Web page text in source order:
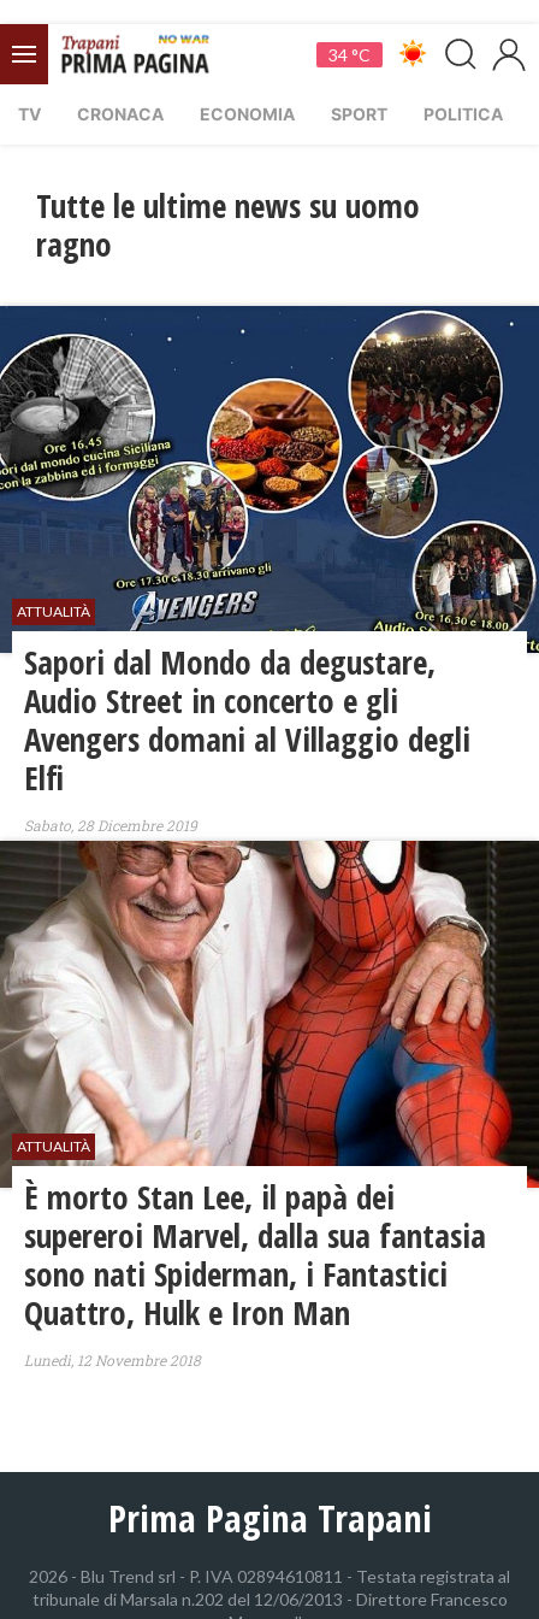
34 °C
TV CRONACA ECONOMIA SPORT POLITICA
Tutte le ultime news su uomo
ragno
ATTUALITÀ
Sapori dal Mondo da degustare,
Audio Street in concerto e gli
Avengers domani al Villaggio degli
Elfi
Sabato, 28 Dicembre 2019
ATTUALITÀ
È morto Stan Lee, il papà dei
supereroi Marvel, dalla sua fantasia
sono nati Spiderman, i Fantastici
Quattro, Hulk e Iron Man
Lunedì, 12 Novembre 2018
Prima Pagina Trapani
2026 - Blu Trend srl - P. IVA 02894610811 - Testata registrata al
tribunale di Marsala n.202 del 12/06/2013 - Direttore Francesco